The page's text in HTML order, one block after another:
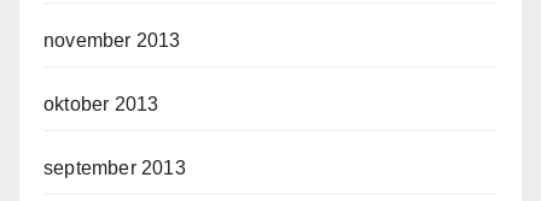
november 2013
oktober 2013
september 2013